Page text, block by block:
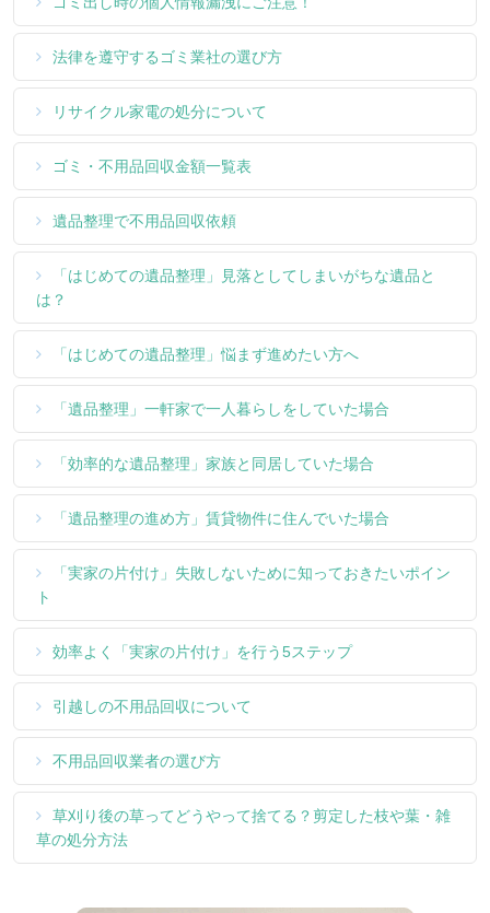
法律を遵守するゴミ業社の選び方
リサイクル家電の処分について
ゴミ・不用品回収金額一覧表
遺品整理で不用品回収依頼
「はじめての遺品整理」見落としてしまいがちな遺品と
は？
「はじめての遺品整理」悩まず進めたい方へ
「遺品整理」一軒家で一人暮らしをしていた場合
「効率的な遺品整理」家族と同居していた場合
「遺品整理の進め方」賃貸物件に住んでいた場合
「実家の片付け」失敗しないために知っておきたいポイン
ト
効率よく「実家の片付け」を行う5ステップ
引越しの不用品回収について
不用品回収業者の選び方
草刈り後の草ってどうやって捨てる？剪定した枝や葉・雑
草の処分方法